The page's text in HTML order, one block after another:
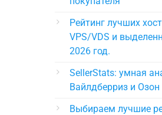
Рейтинг лучших
VPS/VDS и
2026 год.
SellerStats: умная
Вайлдберриз и Озон
Выбираем лучшие